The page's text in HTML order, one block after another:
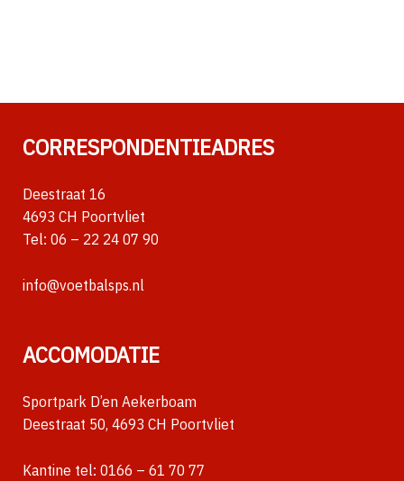
CORRESPONDENTIEADRES
Deestraat 16
4693 CH Poortvliet
Tel: 06 – 22 24 07 90
info@voetbalsps.nl
ACCOMODATIE
Sportpark D’en Aekerboam
Deestraat 50, 4693 CH Poortvliet
Kantine tel: 0166 – 61 70 77